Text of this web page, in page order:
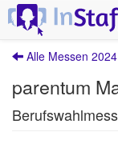
Alle Messen
parentum